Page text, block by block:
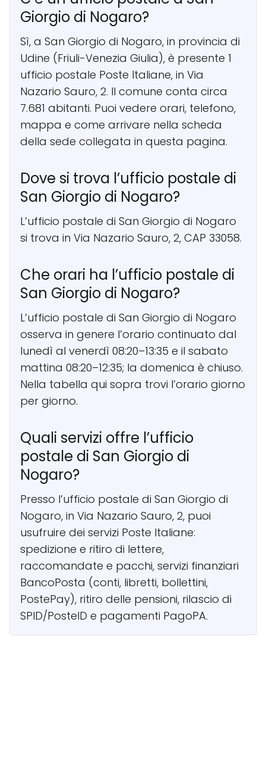
Giorgio di Nogaro?
Sì, a San Giorgio di Nogaro, in provincia di
Udine (Friuli-Venezia Giulia), è presente 1
ufficio postale Poste Italiane, in Via
Nazario Sauro, 2. Il comune conta circa
7.681 abitanti. Puoi vedere orari, telefono,
mappa e come arrivare nella scheda
della sede collegata in questa pagina.
Dove si trova l’ufficio postale di
San Giorgio di Nogaro?
L’ufficio postale di San Giorgio di Nogaro
si trova in Via Nazario Sauro, 2, CAP 33058.
Che orari ha l’ufficio postale di
San Giorgio di Nogaro?
L’ufficio postale di San Giorgio di Nogaro
osserva in genere l’orario continuato dal
lunedì al venerdì 08:20–13:35 e il sabato
mattina 08:20–12:35; la domenica è chiuso.
Nella tabella qui sopra trovi l’orario giorno
per giorno.
Quali servizi offre l’ufficio
postale di San Giorgio di
Nogaro?
Presso l’ufficio postale di San Giorgio di
Nogaro, in Via Nazario Sauro, 2, puoi
usufruire dei servizi Poste Italiane:
spedizione e ritiro di lettere,
raccomandate e pacchi, servizi finanziari
BancoPosta (conti, libretti, bollettini,
PostePay), ritiro delle pensioni, rilascio di
SPID/PosteID e pagamenti PagoPA.